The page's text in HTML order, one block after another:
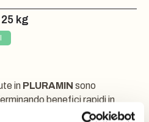
25 kg
in PLURAMIN sono
benefici rapidi in
risultato è un effetto